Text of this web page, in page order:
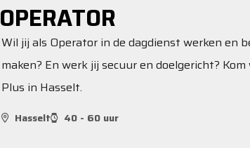
OPERATOR
Wil jij als Operator in de dagdienst werken en
maken? En werk jij secuur en doelgericht?
Plus in Hasselt.
Hasselt 40 - 60 uur